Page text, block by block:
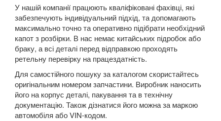
Q3 Sportback (FY)
Q5 I (8RB)
Q5 II (FY, 80A)
Q5 II (80A) Sportback
Q7 I (4L)
Q7 II (4M)
У нашій компанії працюють кваліфіковані фахівці, які
забезпечують індивідуальний підхід, та допомагають
максимально точно та оперативно підібрати необхідний
капот з розбірки. В нас немає китайських підробок або
браку, а всі деталі перед відправкою проходять
ретельну перевірку на працездатність.
Для самостійного пошуку за каталогом скористайтесь
оригінальним номером запчастини. Виробник наносить
його на корпус деталі, пакування та в технічну
документацію. Також дізнатися його можна за маркою
автомобіля або VIN-кодом.